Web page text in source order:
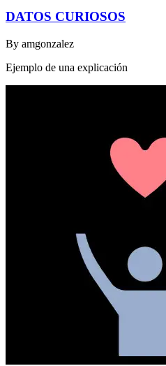
DATOS CURIOSOS
By amgonzalez
Ejemplo de una explicación